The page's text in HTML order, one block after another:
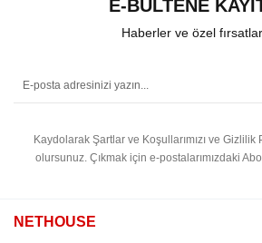
E-BÜLTENE
Haberler ve özel
Kaydolarak Şartlar ve Koşullarımızı ve Gizlilik
olursunuz. Çıkmak için e-postalarımızdaki
NETHOUSE